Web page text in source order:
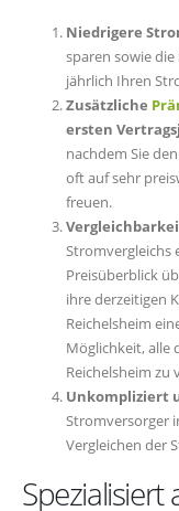
Niedrigere
sparen sowie
jährlich Ihren
Zusätzliche
ersten
nachdem Sie
oft auf sehr
freuen.
Stromvergleichs
Preisüberblick
ihre derzeitigen
Reichelsheim
Möglichkeit, alle
Reichelsheim zu
Unkompliziert
Stromversorger
Vergleichen der
Spezialisiert